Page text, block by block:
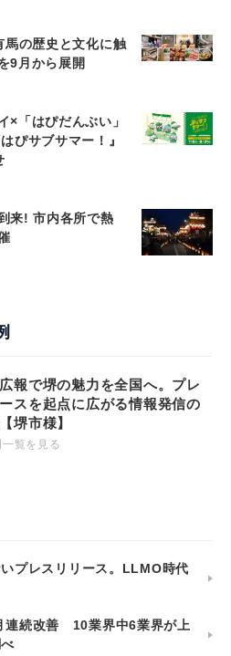
の歴史と文化に触
9月から展開
×「はぴだんぶい」
ぴサブサマー！』
来! 市内各所で熱
報で堺の魅力を全国へ。プレ
スを起点に広がる情報発信の
堺市様】
覧を見る
いプレスリリース。LLMO時代
連続改善 10業界中6業界が上